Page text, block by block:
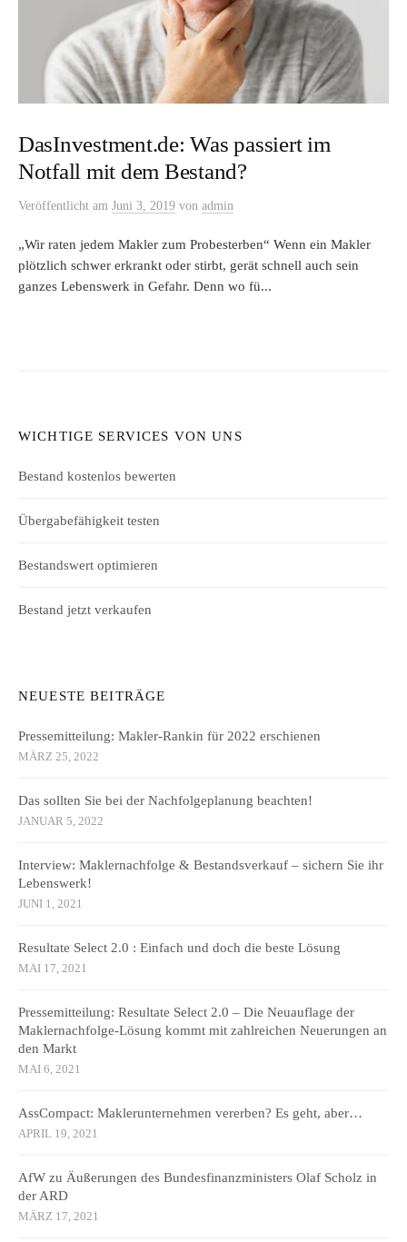
DasInvestment.de: Was passiert im
Notfall mit dem Bestand?
Veröffentlicht am Juni 3, 2019 von admin
„Wir raten jedem Makler zum Probesterben“ Wenn ein Makler
plötzlich schwer erkrankt oder stirbt, gerät schnell auch sein
ganzes Lebenswerk in Gefahr. Denn wo fü...
WICHTIGE SERVICES VON UNS
Bestand kostenlos bewerten
Übergabefähigkeit testen
Bestandswert optimieren
Bestand jetzt verkaufen
NEUESTE BEITRÄGE
Pressemitteilung: Makler-Rankin für 2022 erschienen
MÄRZ 25, 2022
Das sollten Sie bei der Nachfolgeplanung beachten!
JANUAR 5, 2022
Interview: Maklernachfolge & Bestandsverkauf – sichern Sie ihr
Lebenswerk!
JUNI 1, 2021
Resultate Select 2.0 : Einfach und doch die beste Lösung
MAI 17, 2021
Pressemitteilung: Resultate Select 2.0 – Die Neuauflage der
Maklernachfolge-Lösung kommt mit zahlreichen Neuerungen an
den Markt
MAI 6, 2021
AssCompact: Maklerunternehmen vererben? Es geht, aber…
APRIL 19, 2021
AfW zu Äußerungen des Bundesfinanzministers Olaf Scholz in
der ARD
MÄRZ 17, 2021